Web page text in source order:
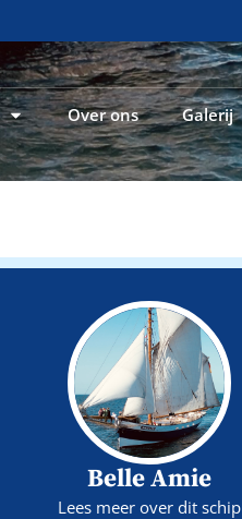
Over ons Galerij
Belle Amie
Lees meer over dit schip